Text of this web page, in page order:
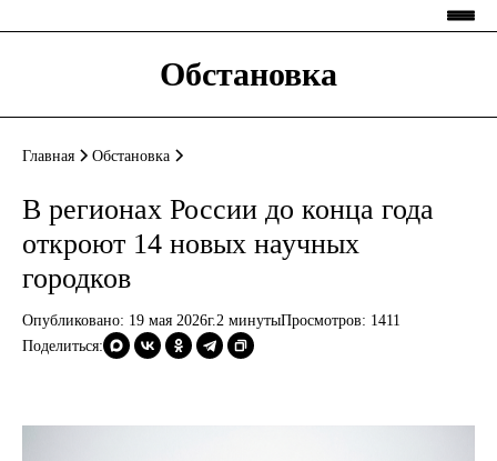
Обстановка
Главная Обстановка
В регионах России до конца года
откроют 14 новых научных
городков
Опубликовано: 19 мая 2026г.2 минутыПросмотров: 1411
Поделиться: